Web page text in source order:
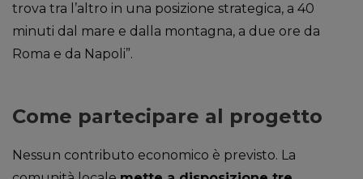
trova tra l’altro in una posizione strategica, a 40
minuti dal mare e dalla montagna, a due ore da
Roma e da Napoli”.
Come partecipare al progetto
Nessun contributo economico è previsto. La